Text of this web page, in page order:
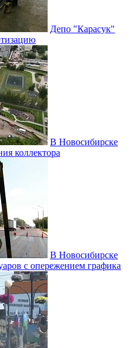
Депо "Карасук"
В Новосибирске
коллектора
В Новосибирске
с опережением графика